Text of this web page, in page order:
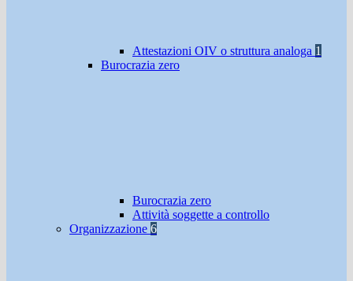
Attestazioni OIV o struttura analoga 1
Burocrazia zero
Burocrazia zero
Attività soggette a controllo
Organizzazione 6